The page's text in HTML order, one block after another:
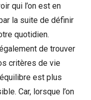
qui l’on est en
la suite de définir
quotidien.
de trouver
critères de vie
est plus
Car, lorsque l’on